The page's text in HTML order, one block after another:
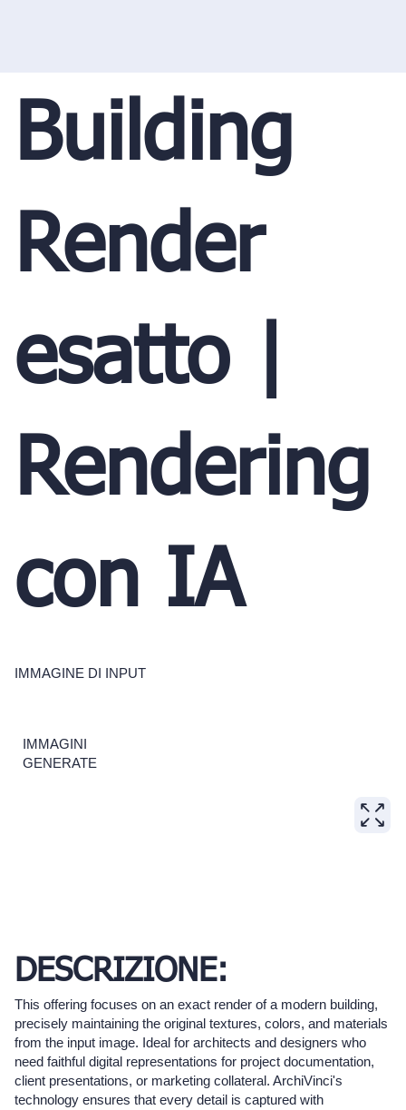
Building
Render
esatto |
Rendering
con IA
IMMAGINE DI INPUT
IMMAGINI
GENERATE
DESCRIZIONE:
This offering focuses on an exact render of a modern building,
precisely maintaining the original textures, colors, and materials
from the input image. Ideal for architects and designers who
need faithful digital representations for project documentation,
client presentations, or marketing collateral. ArchiVinci's
technology ensures that every detail is captured with